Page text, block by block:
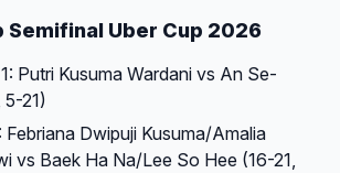
Semifinal Uber Cup 2026
Putri Kusuma Wardani vs An Se-
5-21)
Febriana Dwipuji Kusuma/Amalia
vs Baek Ha Na/Lee So Hee (16-21,